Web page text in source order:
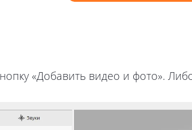
«Добавить видео и фото».